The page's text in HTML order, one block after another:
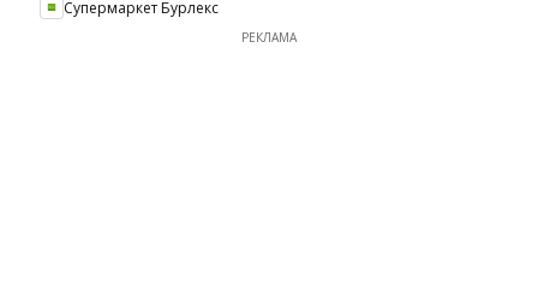
Супермаркет Бурлекс
РЕКЛАМА